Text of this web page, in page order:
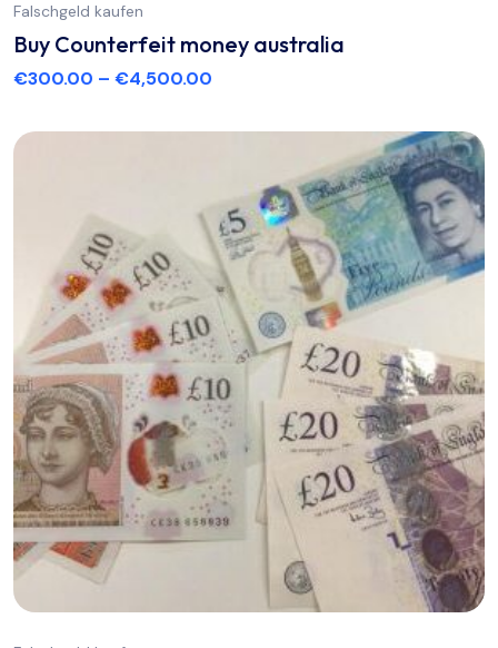
Falschgeld kaufen
Buy Counterfeit money australia
€300.00 – €4,500.00